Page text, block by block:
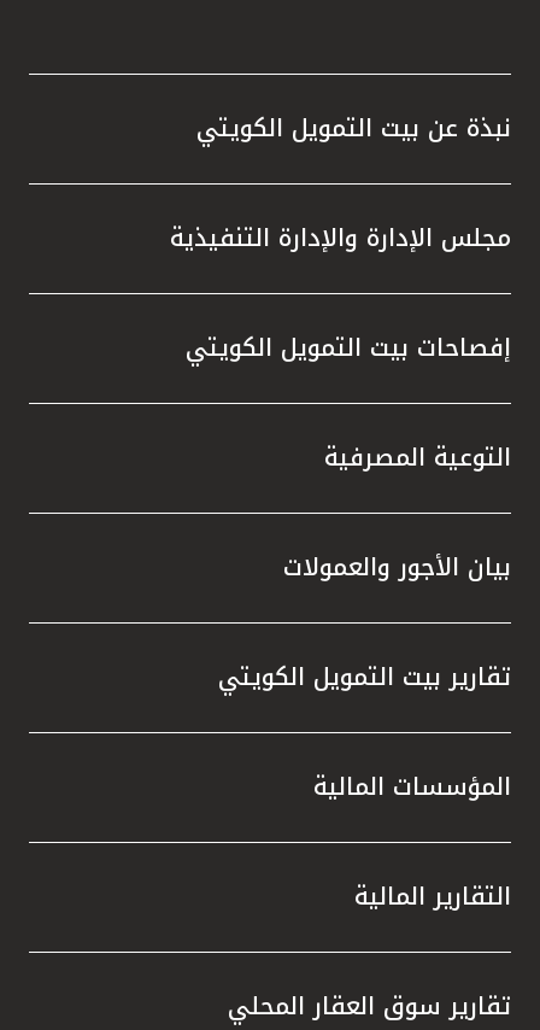
نبذة عن بيت التمويل الكويتي
مجلس الإدارة والإدارة التنفيذية
إفصاحات بيت التمويل الكويتي
التوعية المصرفية
بيان الأجور والعمولات
تقارير بيت التمويل الكويتي
المؤسسات المالية
التقارير المالية
تقارير سوق العقار المحلي